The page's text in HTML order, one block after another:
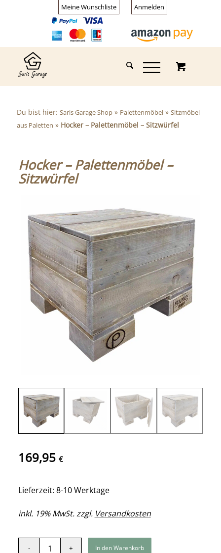
Meine Wunschliste Anmelden
Du bist hier: Saris Garage Shop» Palettenmöbel» Sitzmöbel
aus Paletten » Hocker – Palettenmöbel – Sitzwürfel
Hocker – Palettenmöbel –
Sitzwürfel
169,95 €
Lieferzeit: 8-10 Werktage
inkl. 19% MwSt. zzgl. Versandkosten
In den Warenkorb